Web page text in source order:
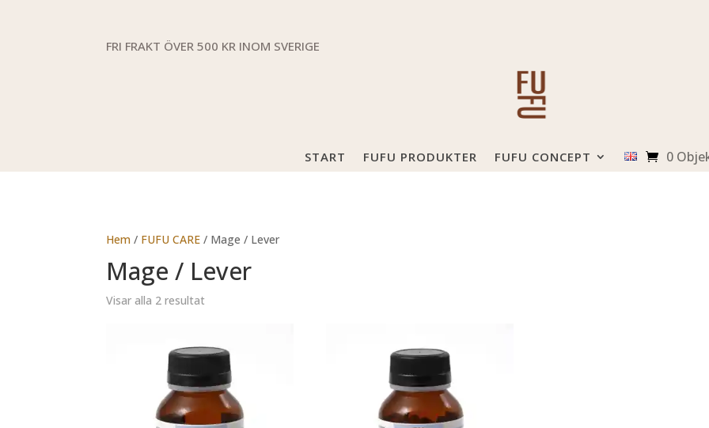
FRI FRAKT ÖVER 500 KR INOM SVERIGE
START FUFU PRODUKTER FUFU CONCEPT 0
Hem / FUFU CARE / Mage / Lever
Mage / Lever
Visar alla 2 resultat